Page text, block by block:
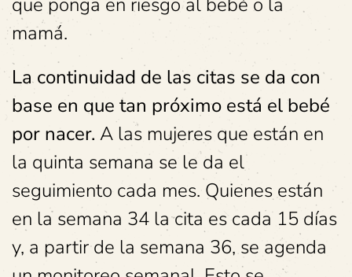
mamá.
La continuidad de las citas se da con
base en que tan próximo está el bebé
por nacer. A las mujeres que están en
la quinta semana se le da el
seguimiento cada mes. Quienes están
en la semana 34 la cita es cada 15 días
y, a partir de la semana 36, se agenda